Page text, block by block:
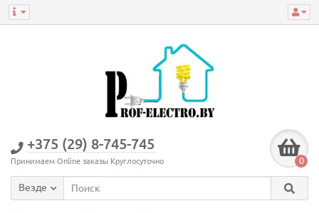
+375 (29) 8-745-745
Принимаем Online заказы Круглосуточно 0
Везде